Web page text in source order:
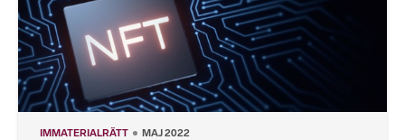
IMMATERIALRÄTT MAJ 2022